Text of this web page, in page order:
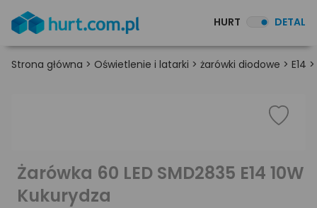
HURT DETAL
Strona główna > Oświetlenie i latarki > żarówki diodowe > E14 >
Żarówka 60 LED SMD2835 E14 10W
Kukurydza